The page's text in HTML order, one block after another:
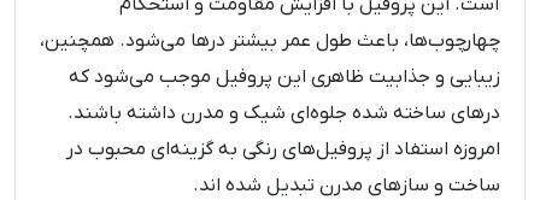
است. این پروفیل با افزایش مقاومت و استحکام
چهارچوب‌ها، باعث طول عمر بیشتر درها می‌شود. همچنین،
زیبایی و جذابیت ظاهری این پروفیل موجب می‌شود که
درهای ساخته شده جلوه‌ای شیک و مدرن داشته باشند.
امروزه استفاد از پروفیل‌های رنگی به گزینه‌ای محبوب در
ساخت و سازهای مدرن تبدیل شده اند.